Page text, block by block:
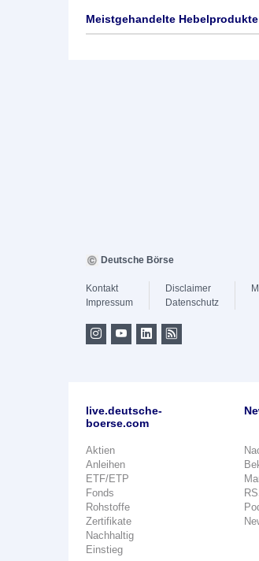
Meistgehandelte Hebelprodukte
Deutsche Börse
Kontakt
Impressum
Disclaimer
Datenschutz
live.deutsche-
boerse.com
Aktien
Anleihen
ETF/ETP
Fonds
Rohstoffe
Zertifikate
Nachhaltig
Einstieg